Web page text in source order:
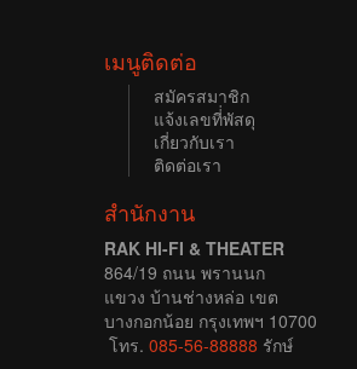
เมนูติดต่อ
สมัครสมาชิก
แจ้งเลขที่่พัสดุ
เกี่ยวกับเรา
ติดต่อเรา
สำนักงาน
RAK HI-FI & THEATER
864/19 ถนน พรานนก
แขวง บ้านช่างหล่อ เขต
บางกอกน้อย กรุงเทพฯ 10700
โทร. 085-56-88888 รักษ์